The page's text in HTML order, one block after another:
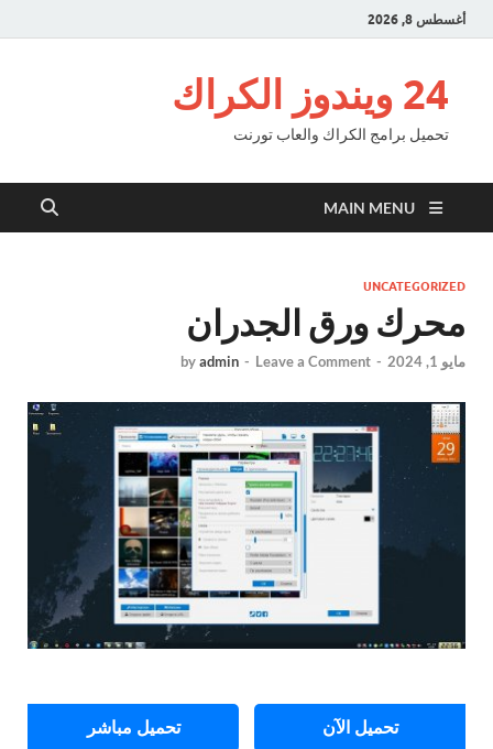
أغسطس 8, 2026
24 ويندوز الكراك
تحميل برامج الكراك والعاب تورنت
MAIN MENU
UNCATEGORIZED
محرك ورق الجدران
مايو 1, 2024 -
byadmin - Leave a Comment
تحميل الآن تحميل مباشر